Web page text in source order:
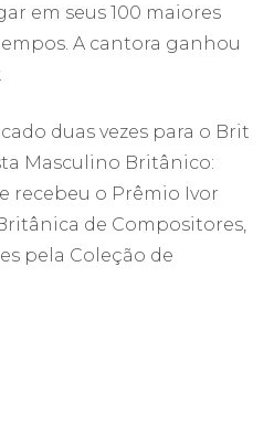
em seus 100 maiores
A cantora ganhou
duas vezes para o Brit
Masculino Britânico:
recebeu o Prêmio Ivor
de Compositores,
pela Coleção de